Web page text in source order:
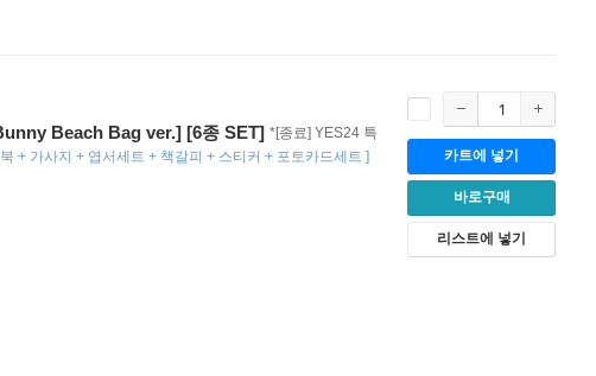
Beach Bag ver.] [6종 SET] *[종료] YES24 특
+ 가사지 + 엽서세트 + 책갈피 + 스티커 + 포토카드세트 ] 카트에 넣기
바로구매
리스트에 넣기